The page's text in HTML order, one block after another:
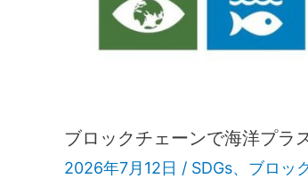
ブロックチェーンで海洋プラ
2026年7月12日 / SDGs、 ブロッ